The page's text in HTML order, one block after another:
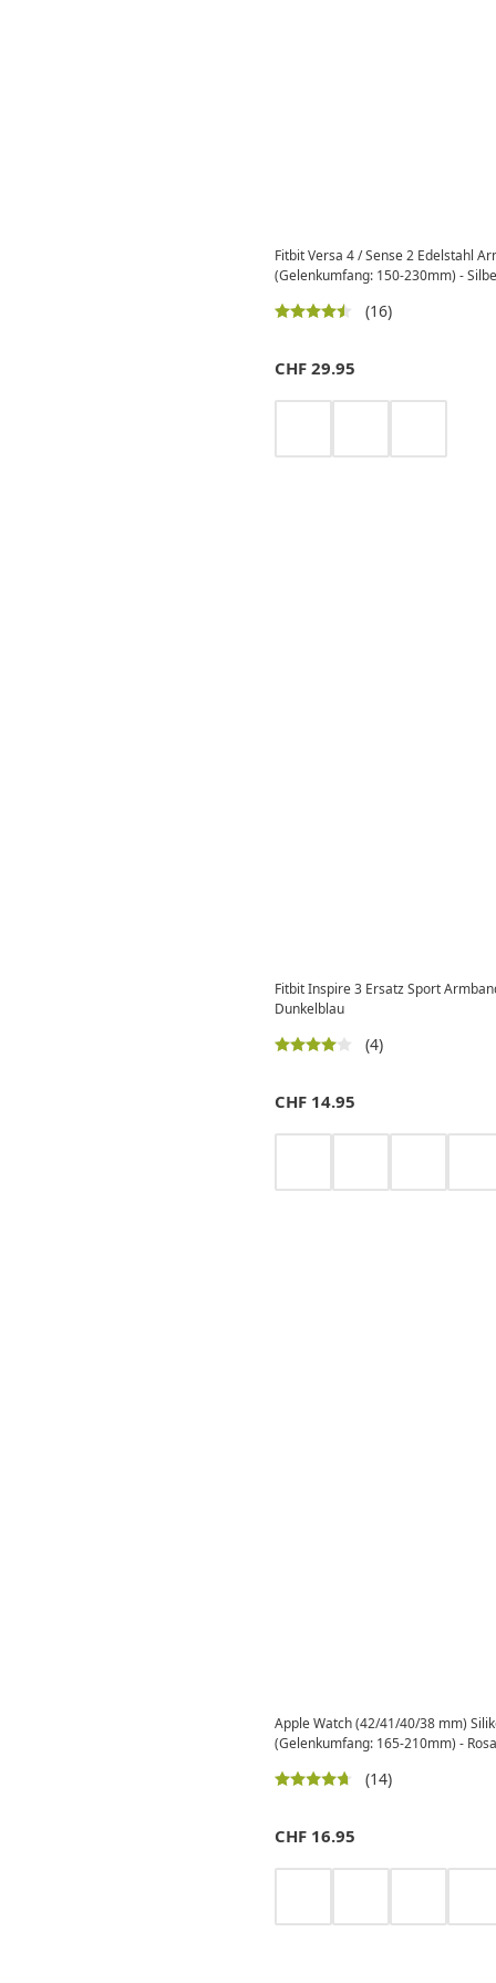
Fitbit Versa 4 / Sense 2 Edelstahl
(Gelenkumfang: 150-230mm) -
(16)
CHF 29.95
Fitbit Inspire 3 Ersatz Sport
Dunkelblau
(4)
CHF 14.95
Apple Watch (42/41/40/38 mm)
(Gelenkumfang: 165-210mm) - Rosa
(14)
CHF 16.95